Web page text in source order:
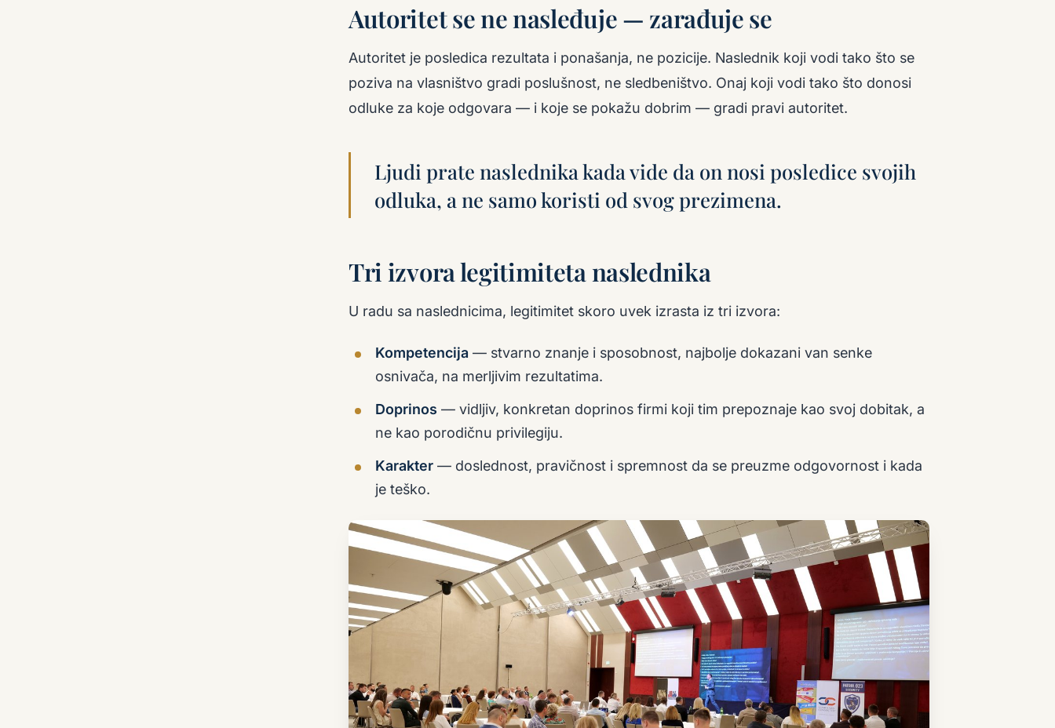
Autoritet se ne nasleđuje — zarađuje se
Autoritet je posledica rezultata i ponašanja, ne pozicije. Naslednik koji vodi tako što se
poziva na vlasništvo gradi poslušnost, ne sledbeništvo. Onaj koji vodi tako što donosi
odluke za koje odgovara — i koje se pokažu dobrim — gradi pravi autoritet.
Ljudi prate naslednika kada vide da on nosi posledice svojih
odluka, a ne samo koristi od svog prezimena.
Tri izvora legitimiteta naslednika
U radu sa naslednicima, legitimitet skoro uvek izrasta iz tri izvora:
Kompetencija — stvarno znanje i sposobnost, najbolje dokazani van senke
osnivača, na merljivim rezultatima.
Doprinos — vidljiv, konkretan doprinos firmi koji tim prepoznaje kao svoj dobitak, a
ne kao porodičnu privilegiju.
Karakter — doslednost, pravičnost i spremnost da se preuzme odgovornost i kada
je teško.